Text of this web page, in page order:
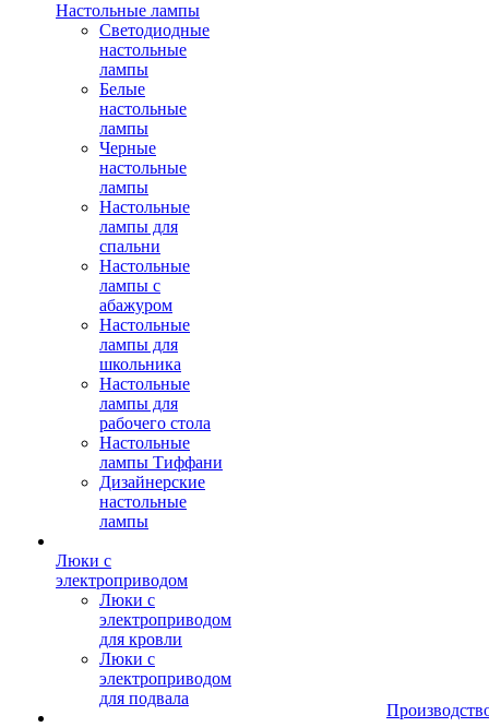
Настольные лампы
Светодиодные
настольные
лампы
Белые
настольные
лампы
Черные
настольные
лампы
Настольные
лампы для
спальни
Настольные
лампы с
абажуром
Настольные
лампы для
школьника
Настольные
лампы для
рабочего стола
Настольные
лампы Тиффани
Дизайнерские
настольные
лампы
Люки с
электроприводом
Люки с
электроприводом
для кровли
Люки с
электроприводом
для подвала